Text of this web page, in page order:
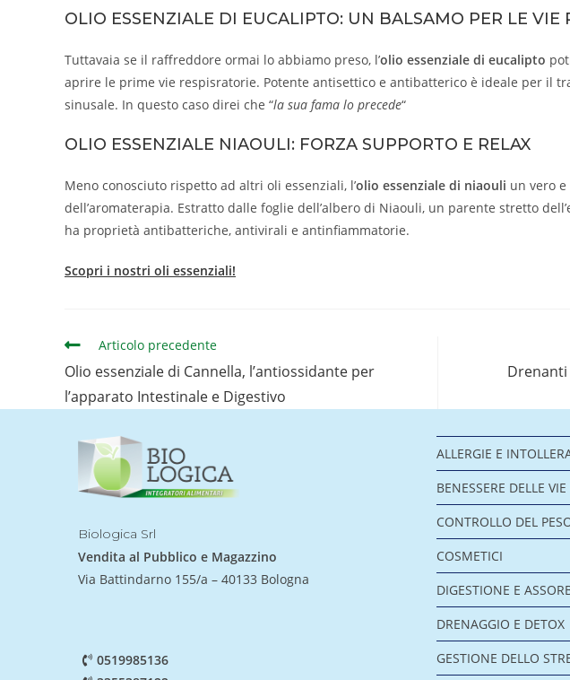
OLIO ESSENZIALE DI EUCALIPTO: UN BALSAMO PER LE VIE
Tuttavaia se il raffreddore ormai lo abbiamo preso, l’olio essenziale di eucalipto
aprire le prime vie respisratorie. Potente antisettico e antibatterico è ideale per il
sinusale. In questo caso direi che “la sua fama lo precede“
OLIO ESSENZIALE NIAOULI: FORZA SUPPORTO E RELAX
Meno conosciuto rispetto ad altri oli essenziali, l’olio essenziale di niaouli un vero
dell’aromaterapia. Estratto dalle foglie dell’albero di Niaouli, un parente stretto
ha proprietà antibatteriche, antivirali e antinfiammatorie.
Scopri i nostri oli essenziali!
Articolo precedente
Olio essenziale di Cannella, l’antiossidante per
l’apparato Intestinale e Digestivo
Biologica Srl
Vendita al Pubblico e Magazzino
Via Battindarno 155/a – 40133 Bologna
0519985136
ALLERGIE E
BENESSERE DELLE
CONTROLLO DEL
COSMETICI
DIGESTIONE E
DRENAGGIO E DETOX
GESTIONE DELLO